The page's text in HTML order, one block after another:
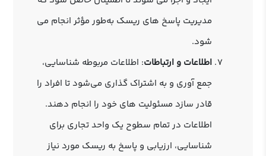
مدیریت پاسخ‌ های ریسک به‌طور مؤثر انجام می
‌شود.
اطلاعات و ارتباطات: اطلاعات مربوطه شناسایی،
جمع آوری و به اشتراک گذاری می‌شود تا افراد را
قادر سازد مسئولیت‌ های خود را انجام دهند.
اطلاعات در تمام سطوح یک واحد تجاری برای
شناسایی، ارزیابی و پاسخ به ریسک مورد نیاز